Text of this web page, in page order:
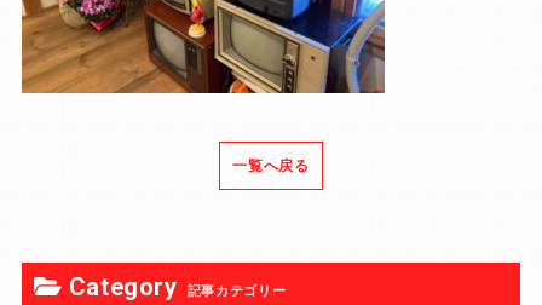
一覧へ戻る
Category 記事カテゴリー